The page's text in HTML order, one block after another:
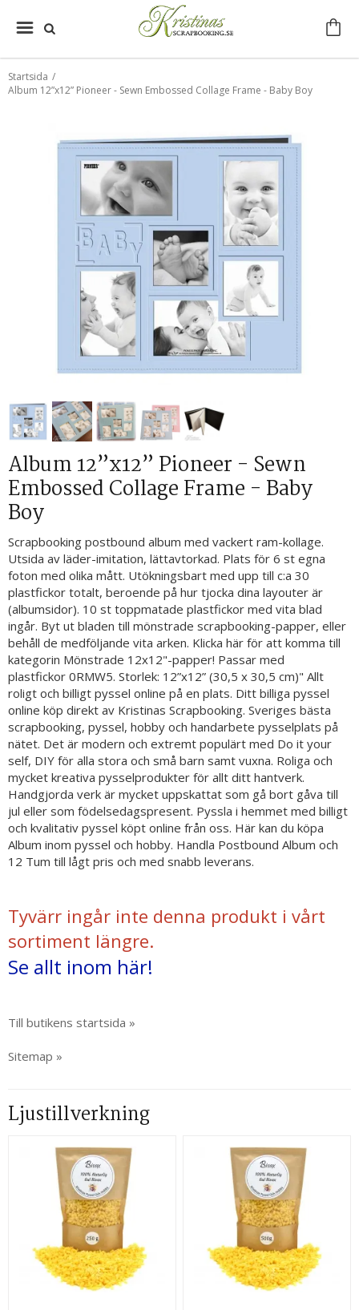
Startsida /
Album 12”x12” Pioneer - Sewn Embossed Collage Frame - Baby Boy
Album 12”x12” Pioneer - Sewn
Embossed Collage Frame - Baby
Boy
Scrapbooking postbound album med vackert ram-kollage.
Utsida av läder-imitation, lättavtorkad. Plats för 6 st egna
foton med olika mått. Utökningsbart med upp till c:a 30
plastfickor totalt, beroende på hur tjocka dina layouter är
(albumsidor). 10 st toppmatade plastfickor med vita blad
ingår. Byt ut bladen till mönstrade scrapbooking-papper, eller
behåll de medföljande vita arken. Klicka här för att komma till
kategorin Mönstrade 12x12"-papper! Passar med
plastfickor 0RMW5. Storlek: 12”x12” (30,5 x 30,5 cm)" Allt
roligt och billigt pyssel online på en plats. Ditt billiga pyssel
online köp direkt av Kristinas Scrapbooking. Sveriges bästa
scrapbooking, pyssel, hobby och handarbete pysselplats på
nätet. Det är modern och extremt populärt med Do it your
self, DIY för alla stora och små barn samt vuxna. Roliga och
mycket kreativa pysselprodukter för allt ditt hantverk.
Handgjorda verk är mycket uppskattat som gå bort gåva till
jul eller som födelsedagspresent. Pyssla i hemmet med billigt
och kvalitativ pyssel köpt online från oss. Här kan du köpa
Album inom pyssel och hobby. Handla Postbound Album och
12 Tum till lågt pris och med snabb leverans.
Tyvärr ingår inte denna produkt i vårt
sortiment längre.
Se allt inom här!
Till butikens startsida »
Sitemap »
Ljustillverkning